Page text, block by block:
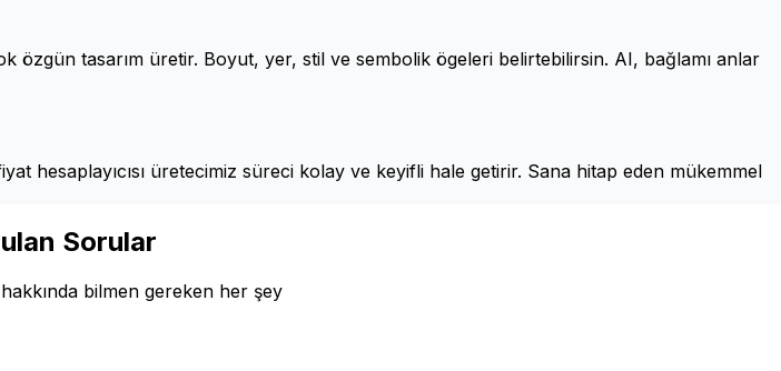
özgün tasarım üretir. Boyut, yer, stil ve sembolik ögeleri belirtebilirsin. AI, bağlamı anlar
hesaplayıcısı üretecimiz süreci kolay ve keyifli hale getirir. Sana hitap eden mükemmel
Sorular
hakkında bilmen gereken her şey